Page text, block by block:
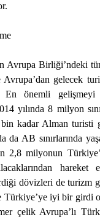
Avrupa Birliği’ndeki
gelecek
En önemli gelişmeyi
yılında 8 milyon
kadar Alman turisti
da AB sınırlarında
2,8 milyonun
hareket
dövizleri de turizm
Türkiye’ye iyi bir girdi
çelik Avrupa’lı